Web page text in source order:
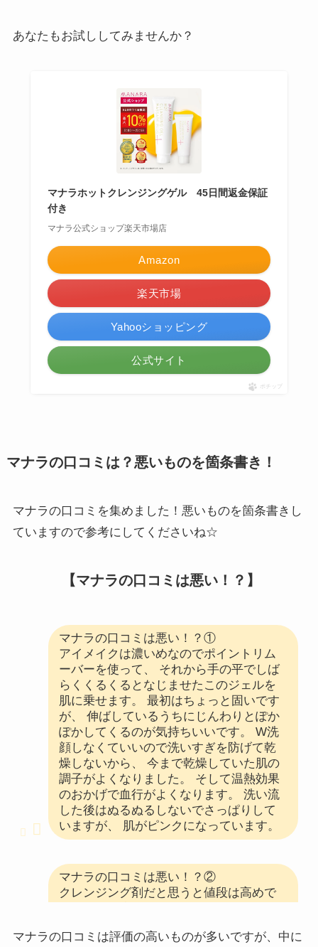
あなたもお試ししてみませんか？
マナラホットクレンジングゲル 45日間返金保証
付き
マナラ公式ショップ楽天市場店
Amazon
楽天市場
Yahooショッピング
公式サイト
ポチップ
マナラの口コミは？悪いものを箇条書き！
マナラの口コミを集めました！悪いものを箇条書きし
ていますので参考にしてくださいね☆
【マナラの口コミは悪い！？ 】
マナラの口コミは悪い！？①
アイメイクは濃いめなのでポイントリム
ーバーを使って、 それから手の平でしば
らくくるくるとなじませたこのジェルを
肌に乗せます。 最初はちょっと固いです
が、 伸ばしているうちにじんわりとぽか
ぽかしてくるのが気持ちいいです。 W洗
顔しなくていいので洗いすぎを防げて乾
燥しないから、 今まで乾燥していた肌の
調子がよくなりました。 そして温熱効果
のおかげで血行がよくなります。 洗い流
した後はぬるぬるしないでさっぱりして
いますが、 肌がピンクになっています。
マナラの口コミは悪い！？②
クレンジング剤だと思うと値段は高めで
います。 有名なモイストゲルクレンジン
マナラの口コミは評価の高いものが多いですが、中に